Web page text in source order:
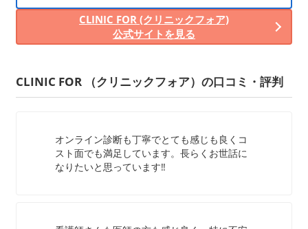
CLINIC FOR (クリニックフォア)
公式サイトを見る
CLINIC FOR （クリニックフォア）の口コミ・評判
オンライン診断も丁寧でとても感じも良くコ
スト面でも満足しています。長らくお世話に
なりたいと思っています‼︎